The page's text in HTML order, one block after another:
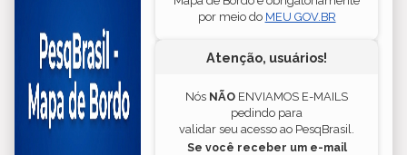
por meio do MEU GOV.BR
Atenção, usuários!
Nós NÃO ENVIAMOS E-MAILS
pedindo para
validar seu acesso ao PesqBrasil.
Se você receber um e-mail